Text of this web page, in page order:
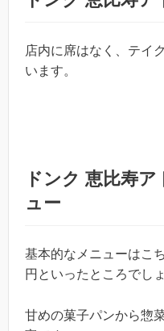
店内に席はなく、テイ
います。
ドンク 恵比寿
ュー
基本的なメニューはこ
円といったところでし
甘めの菓子パンから惣